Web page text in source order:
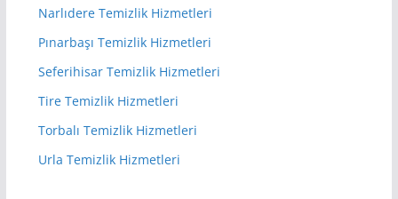
Narlıdere Temizlik Hizmetleri
Pınarbaşı Temizlik Hizmetleri
Seferihisar Temizlik Hizmetleri
Tire Temizlik Hizmetleri
Torbalı Temizlik Hizmetleri
Urla Temizlik Hizmetleri